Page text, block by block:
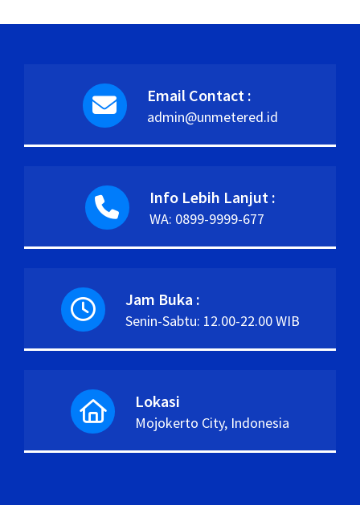
Email Contact :
admin@unmetered.id
Info Lebih Lanjut :
WA: 0899-9999-677
Jam Buka :
Senin-Sabtu: 12.00-22.00 WIB
Lokasi
Mojokerto City, Indonesia